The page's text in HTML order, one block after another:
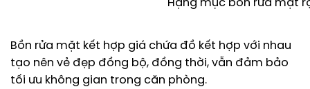
Hạng mục bồn rửa mặt
Bồn rửa mặt kết hợp giá chứa đồ kết hợp với nhau
tạo nên vẻ đẹp đồng bộ, đồng thời, vẫn đảm bảo
tối ưu không gian trong căn phòng.